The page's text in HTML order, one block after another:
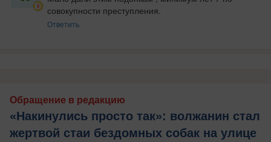
совокупности преступления.
Ответить
Обращение в редакцию
«Накинулись просто так»: волжанин стал
жертвой стаи бездомных собак на улице